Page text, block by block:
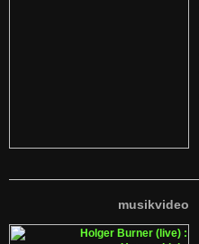
musikvideo